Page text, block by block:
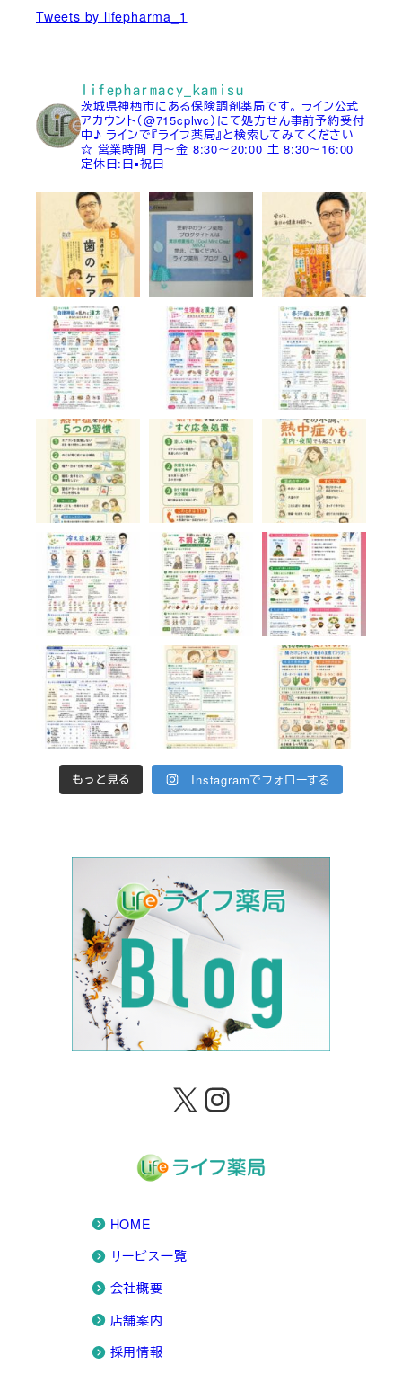
Tweets by lifepharma_1
lifepharmacy_kamisu
茨城県神栖市にある保険調剤薬局です。 ライン公式
アカウント（@715cplwc）にて処方せん事前予約受付
中♪ ラインで『ライフ薬局』と検索してみてください
☆ 営業時間 月～金 8:30～20:00 土 8:30～16:00
定休日:日▪祝日
もっと見る Instagramでフォローする
X Instagram
HOME
サービス一覧
会社概要
店舗案内
採用情報